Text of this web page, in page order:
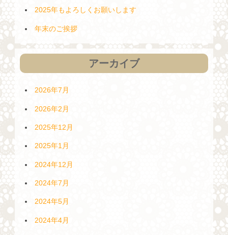
2025年もよろしくお願いします
年末のご挨拶
アーカイブ
2026年7月
2026年2月
2025年12月
2025年1月
2024年12月
2024年7月
2024年5月
2024年4月